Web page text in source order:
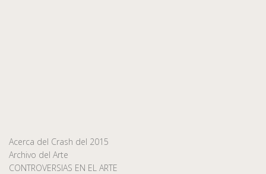
Acerca del Crash del 2015
Archivo del Arte
CONTROVERSIAS EN EL ARTE